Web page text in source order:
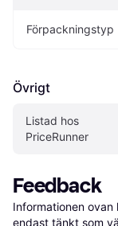
Förpackningstyp
Övrigt
Listad hos
PriceRunner
Feedback
Informationen
endast tänkt som